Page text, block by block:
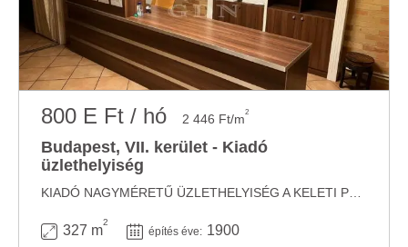
800 E Ft / hó 2 446 Ft/m2
Budapest, VII. kerület - Kiadó
üzlethelyiség
327 m
2
építés éve: 1900